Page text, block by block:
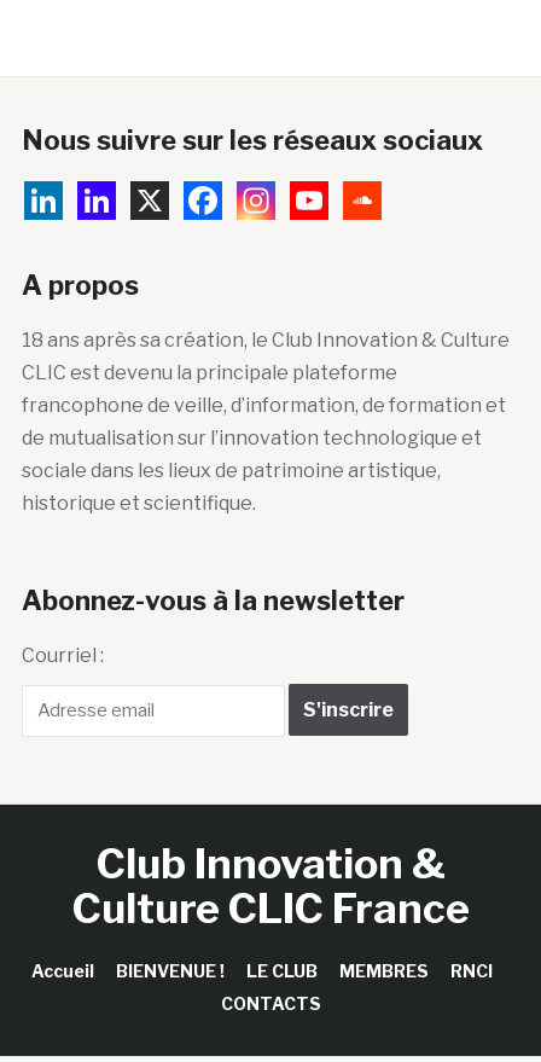
Nous suivre sur les réseaux sociaux
A propos
18 ans après sa création, le Club Innovation & Culture
CLIC est devenu la principale plateforme
francophone de veille, d’information, de formation et
de mutualisation sur l’innovation technologique et
sociale dans les lieux de patrimoine artistique,
historique et scientifique.
Abonnez-vous à la newsletter
Courriel :
Club Innovation &
Culture CLIC France
Accueil BIENVENUE ! LE CLUB MEMBRES
RNCI
CONTACTS